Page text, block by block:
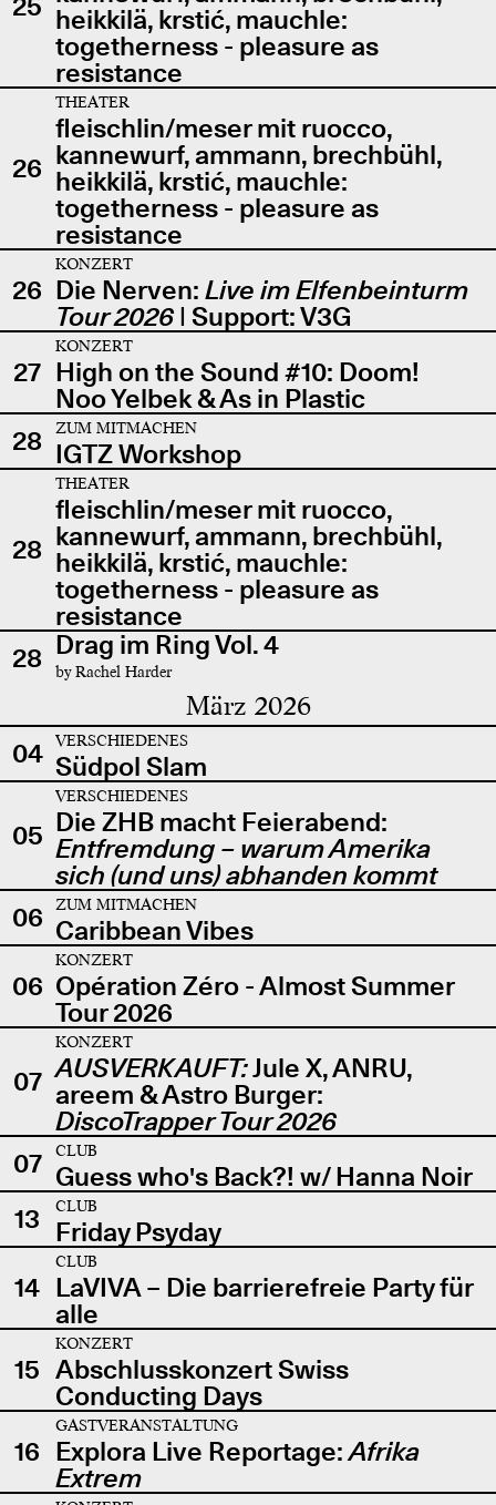
heikkilä, krstić, mauchle:
togetherness - pleasure as
resistance
26
THEATER
fleischlin/meser mit ruocco,
kannewurf, ammann, brechbühl,
heikkilä, krstić, mauchle:
togetherness - pleasure as
resistance
26
KONZERT
Die Nerven: Live im Elfenbeinturm
Tour 2026| Support: V3G
27
KONZERT
High on the Sound #10: Doom!
Noo Yelbek & As in Plastic
28
ZUM MITMACHEN
IGTZ Workshop
28
THEATER
fleischlin/meser mit ruocco,
kannewurf, ammann, brechbühl,
heikkilä, krstić, mauchle:
togetherness - pleasure as
resistance
28 Drag im Ring Vol. 4
by Rachel Harder
März 2026
04 VERSCHIEDENES
Südpol Slam
05
VERSCHIEDENES
Die ZHB macht Feierabend:
Entfremdung – warum Amerika
sich (und uns) abhanden kommt
06
ZUM MITMACHEN
Caribbean Vibes
06
KONZERT
Opération Zéro - Almost Summer
Tour 2026
07
KONZERT
AUSVERKAUFT:Jule X, ANRU,
areem & Astro Burger:
DiscoTrapper Tour 2026
07
CLUB
Guess who's Back?! w/ Hanna Noir
13
CLUB
Friday Psyday
14
CLUB
LaVIVA – Die barrierefreie Party für
alle
15
KONZERT
Abschlusskonzert Swiss
Conducting Days
16
GASTVERANSTALTUNG
Explora Live Reportage:Afrika
Extrem